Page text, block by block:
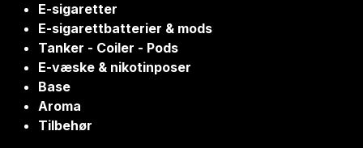
E-sigaretter
E-sigarettbatterier & mods
Tanker - Coiler - Pods
E-væske & nikotinposer
Base
Aroma
Tilbehør